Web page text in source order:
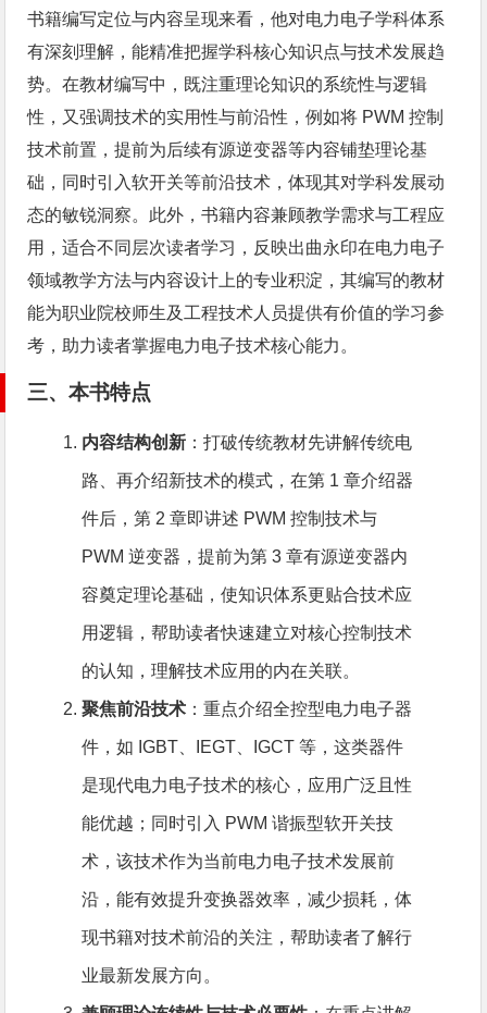
书籍编写定位与内容呈现来看，他对电力电子学科体系
有深刻理解，能精准把握学科核心知识点与技术发展趋
势。在教材编写中，既注重理论知识的系统性与逻辑
性，又强调技术的实用性与前沿性，例如将 PWM 控制
技术前置，提前为后续有源逆变器等内容铺垫理论基
础，同时引入软开关等前沿技术，体现其对学科发展动
态的敏锐洞察。此外，书籍内容兼顾教学需求与工程应
用，适合不同层次读者学习，反映出曲永印在电力电子
领域教学方法与内容设计上的专业积淀，其编写的教材
能为职业院校师生及工程技术人员提供有价值的学习参
考，助力读者掌握电力电子技术核心能力。
三、本书特点
内容结构创新 ：打破传统教材先讲解传统电
路、再介绍新技术的模式，在第 1 章介绍器
件后，第 2 章即讲述 PWM 控制技术与
PWM 逆变器，提前为第 3 章有源逆变器内
容奠定理论基础，使知识体系更贴合技术应
用逻辑，帮助读者快速建立对核心控制技术
的认知，理解技术应用的内在关联。
聚焦前沿技术 ：重点介绍全控型电力电子器
件，如 IGBT、IEGT、IGCT 等，这类器件
是现代电力电子技术的核心，应用广泛且性
能优越；同时引入 PWM 谐振型软开关技
术，该技术作为当前电力电子技术发展前
沿，能有效提升变换器效率，减少损耗，体
现书籍对技术前沿的关注，帮助读者了解行
业最新发展方向。